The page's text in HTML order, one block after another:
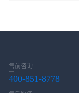
售前咨询
400-851-8778